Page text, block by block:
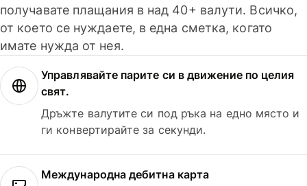
получавате плащания в над 40+ валути. Всичко,
от което се нуждаете, в една сметка, когато
имате нужда от нея.
Управлявайте парите си в движение по целия
свят.
Дръжте валутите си под ръка на едно място и
ги конвертирайте за секунди.
Международна дебитна карта